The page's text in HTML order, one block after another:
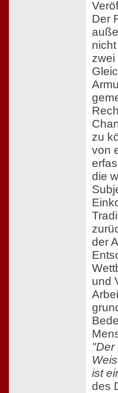
Der
zu
von
die
der
und
"Der
ist
des